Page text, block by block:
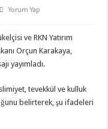
Ayında Yapılacak
Cansız Bedeni Bulundu
Mesajı
Özel Tasarım Tablo
Yorum Yap
ve RKN Yatırım
Orçun Karakaya,
yayımladı.
tevekkül ve kulluk
belirterek, şu ifadeleri